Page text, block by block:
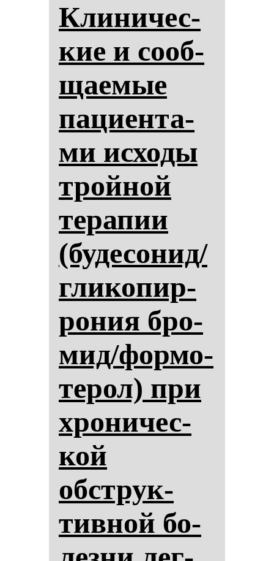
Кли­ни­чес­
кие и со­об­
ща­емые
па­ци­ен­та­
ми ис­хо­ды
трой­ной
те­ра­пии
(бу­де­со­нид/
гли­ко­пир­
ро­ния бро­
мид/фор­мо­
те­рол) при
хро­ни­чес­
кой
обструк­
тив­ной бо­